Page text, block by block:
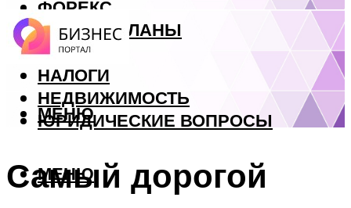
ФОРЕКС
БИЗНЕС ПЛАНЫ
КРЕДИТЫ
НАЛОГИ
НЕДВИЖИМОСТЬ
ЮРИДИЧЕСКИЕ ВОПРОСЫ
МЕНЮ
МЕНЮ
Самый дорогой